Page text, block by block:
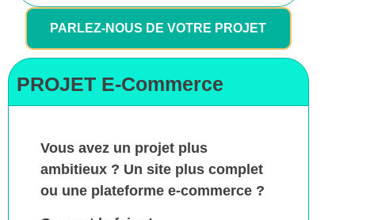
PARLEZ-NOUS DE VOTRE PROJET
PROJET E-Commerce
Vous avez un projet plus
ambitieux ? Un site plus complet
ou une plateforme e-commerce ?